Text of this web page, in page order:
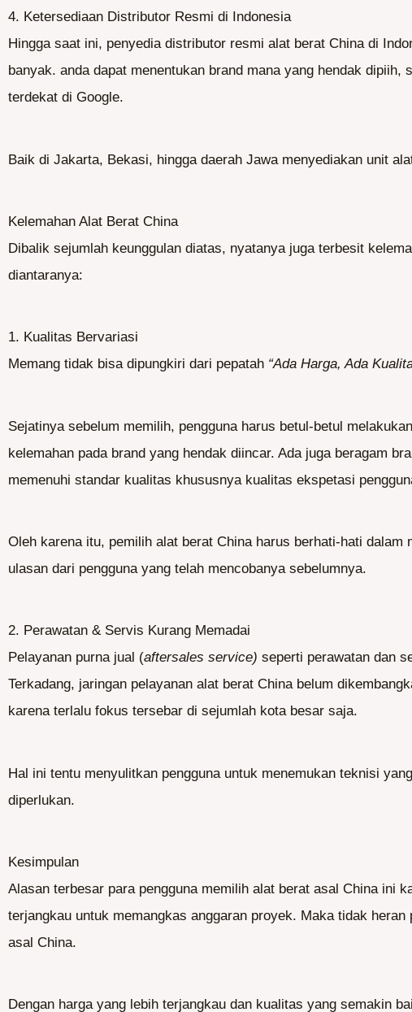
4. Ketersediaan Distributor Resmi di Indonesia
Hingga saat ini, penyedia distributor resmi alat berat China di
banyak. anda dapat menentukan brand mana yang hendak dipiih,
terdekat di Google.
Baik di Jakarta, Bekasi, hingga daerah Jawa menyediakan unit
Kelemahan Alat Berat China
Dibalik sejumlah keunggulan diatas, nyatanya juga terbesit
diantaranya:
1. Kualitas Bervariasi
Memang tidak bisa dipungkiri dari pepatah “Ada Harga, Ada
Sejatinya sebelum memilih, pengguna harus betul-betul
kelemahan pada brand yang hendak diincar. Ada juga beragam
memenuhi standar kualitas khususnya kualitas ekspetasi
Oleh karena itu, pemilih alat berat China harus berhati-hati dalam
ulasan dari pengguna yang telah mencobanya sebelumnya.
2. Perawatan & Servis Kurang Memadai
Pelayanan purna jual (aftersales service) seperti perawatan dan
Terkadang, jaringan pelayanan alat berat China belum
karena terlalu fokus tersebar di sejumlah kota besar saja.
Hal ini tentu menyulitkan pengguna untuk menemukan teknisi
diperlukan.
Kesimpulan
Alasan terbesar para pengguna memilih alat berat asal China ini
terjangkau untuk memangkas anggaran proyek. Maka tidak
asal China.
Dengan harga yang lebih terjangkau dan kualitas yang semakin